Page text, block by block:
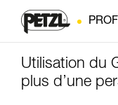
Utilisation du
plus d’une